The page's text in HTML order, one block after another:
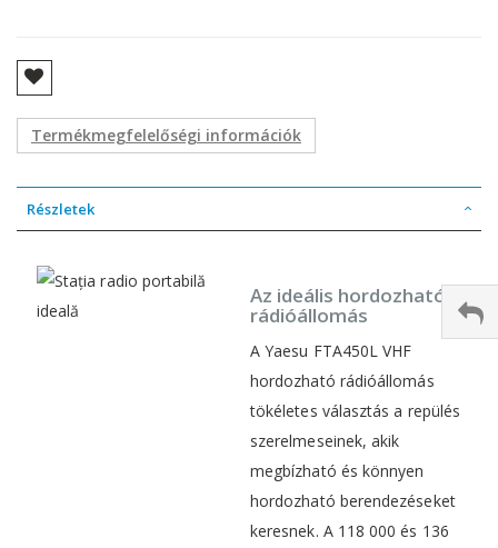
Termékmegfelelőségi információk
Részletek
Az ideális hordozható
rádióállomás
A Yaesu FTA450L VHF
hordozható rádióállomás
tökéletes választás a repülés
szerelmeseinek, akik
megbízható és könnyen
hordozható berendezéseket
keresnek. A 118 000 és 136